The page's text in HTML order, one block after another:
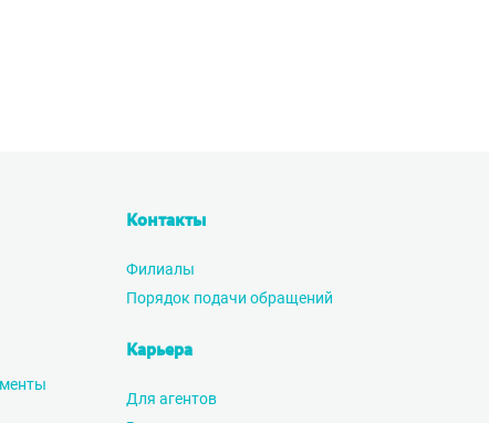
Контакты
Филиалы
Порядок подачи обращений
Карьера
Для агентов